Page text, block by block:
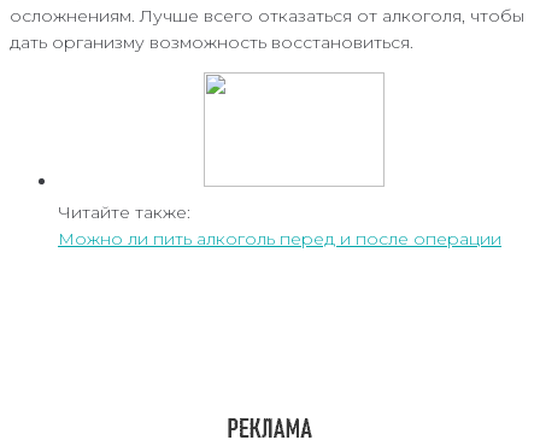
осложнениям. Лучше всего отказаться от алкоголя, чтобы
дать организму возможность восстановиться.
Читайте также:
Можно ли пить алкоголь перед и после операции